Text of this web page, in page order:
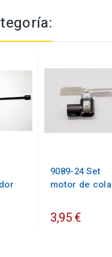
9089-24 Set
motor de cola
3,95 €